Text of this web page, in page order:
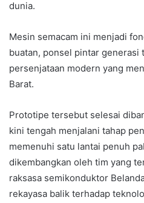
dunia.
Mesin semacam ini menjadi
buatan, ponsel pintar generasi
persenjataan modern yang
Barat.
Prototipe tersebut selesai
kini tengah menjalani tahap
memenuhi satu lantai penuh
dikembangkan oleh tim yang
raksasa semikonduktor
rekayasa balik terhadap